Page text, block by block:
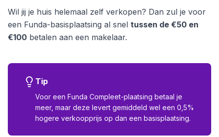
Wil jij je huis helemaal zelf verkopen? Dan zul je voor
een Funda-basisplaatsing al snel tussen de €50 en
€100 betalen aan een makelaar.
Tip
Voor een Funda Compleet-plaatsing betaal je
meer, maar deze levert gemiddeld wel een 0,5%
hogere verkoopprijs op dan een basisplaatsing.